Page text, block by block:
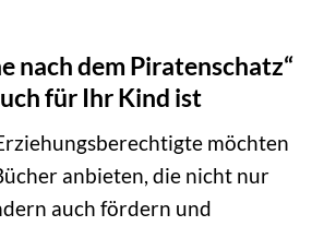
nach dem Piratenschatz“
für Ihr Kind ist
möchten
anbieten, die nicht nur
auch fördern und